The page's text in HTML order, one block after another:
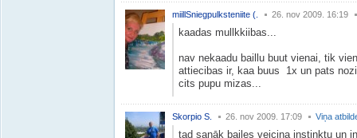
miillSniegpulksteniite (. 26. nov 2009. 16:19
kaadas mullkkiibas...
nav nekaadu baillu buut vienai, tik
attiecibas ir, kaa buus 1x un pats
cits pupu mizas...
Skorpio S. 26. nov 2009. 17:09 Viņa
tad sanāk bailes veicina instinktu un